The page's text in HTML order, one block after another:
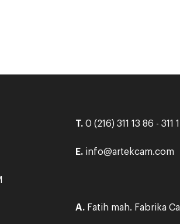
T. 0 (216) 311 13 86 - 311
E. info@artekcam.com
A.Fatih mah. Fabrika